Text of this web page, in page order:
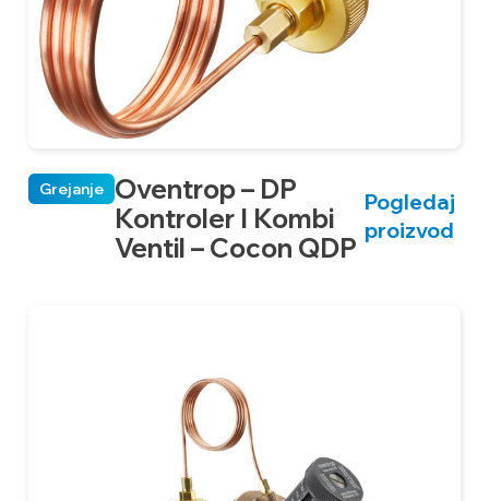
Oventrop – DP
Kontroler I Kombi
Ventil – Cocon QDP
Grejanje
Pogledaj
proizvod